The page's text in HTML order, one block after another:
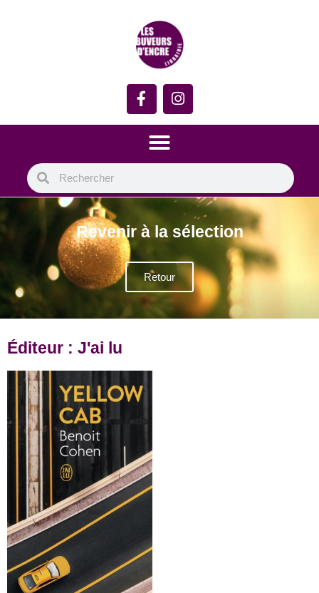
Revenir à la sélection
Retour
Éditeur : J'ai lu